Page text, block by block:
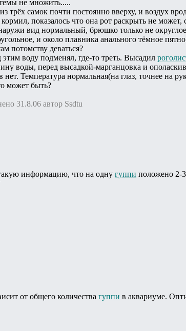
не множить.....
трёх самок почти постоянно вверху, и воздух
кормил, показалось что она рот раскрыть не
вид нормальный, брюшко только не
и около плавника анального тёмное
потомству деваться?
этим воду подменял, где-то треть. Высадил
воды, перед высадкой-марганцовка и
нет. Температура нормальная(на глаз, точнее на
может быть?
31.8.06 автор Ssdtu
информацию, что на одну гуппи положено 2-
от общего количества гуппи в аквариуме.